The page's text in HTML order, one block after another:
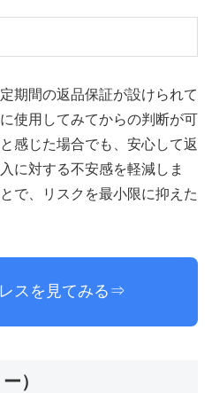
期間の返品保証が設けられて
使用してみてからの判断が可
感じた場合でも、安心して返
に対する不安感を軽減しま
で、リスクを最小限に抑えた
スを見てみる⇒
）